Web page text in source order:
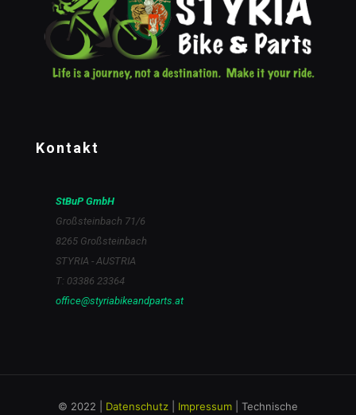
Kontakt
StBuP GmbH
Großsteinbach 71/6
8265 Großsteinbach
STYRIA - AUSTRIA
T: 03386 23364
office@styriabikeandparts.at
© 2022 | Datenschutz Impressum | Technische